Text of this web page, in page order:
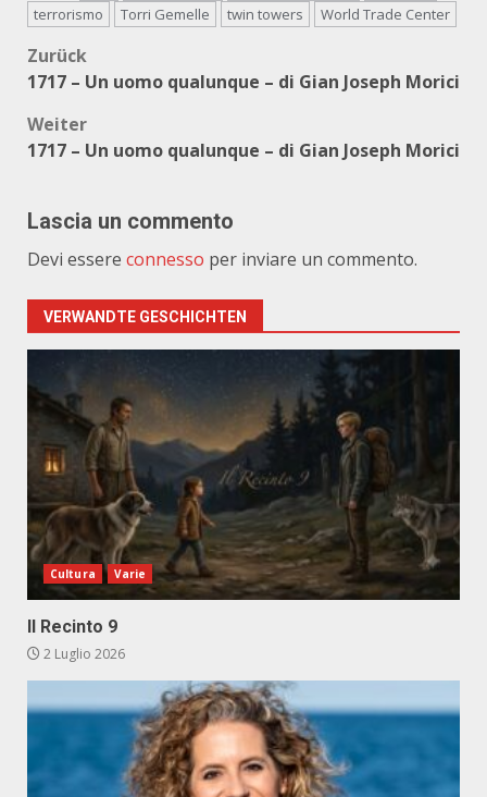
terrorismo
Torri Gemelle twin towers World Trade Center
Beitragsnavigation
Zurück
1717 – Un uomo qualunque – di Gian Joseph Morici
Weiter
1717 – Un uomo qualunque – di Gian Joseph Morici
Lascia un commento
Devi essere connesso per inviare un commento.
VERWANDTE GESCHICHTEN
Cultura Varie
Il Recinto 9
2 Luglio 2026